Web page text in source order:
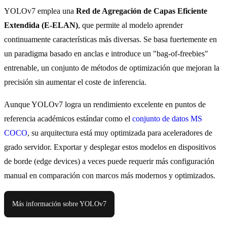
YOLOv7 emplea una Red de Agregación de Capas Eficiente
Extendida (E-ELAN), que permite al modelo aprender
continuamente características más diversas. Se basa fuertemente en
un paradigma basado en anclas e introduce un "bag-of-freebies"
entrenable, un conjunto de métodos de optimización que mejoran la
precisión sin aumentar el coste de inferencia.
Aunque YOLOv7 logra un rendimiento excelente en puntos de
referencia académicos estándar como el conjunto de datos MS
COCO, su arquitectura está muy optimizada para aceleradores de
grado servidor. Exportar y desplegar estos modelos en dispositivos
de borde (edge devices) a veces puede requerir más configuración
manual en comparación con marcos más modernos y optimizados.
Más información sobre YOLOv7